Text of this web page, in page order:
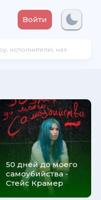
Войти
50 дней до моего
самоубийства -
Стейс Крамер